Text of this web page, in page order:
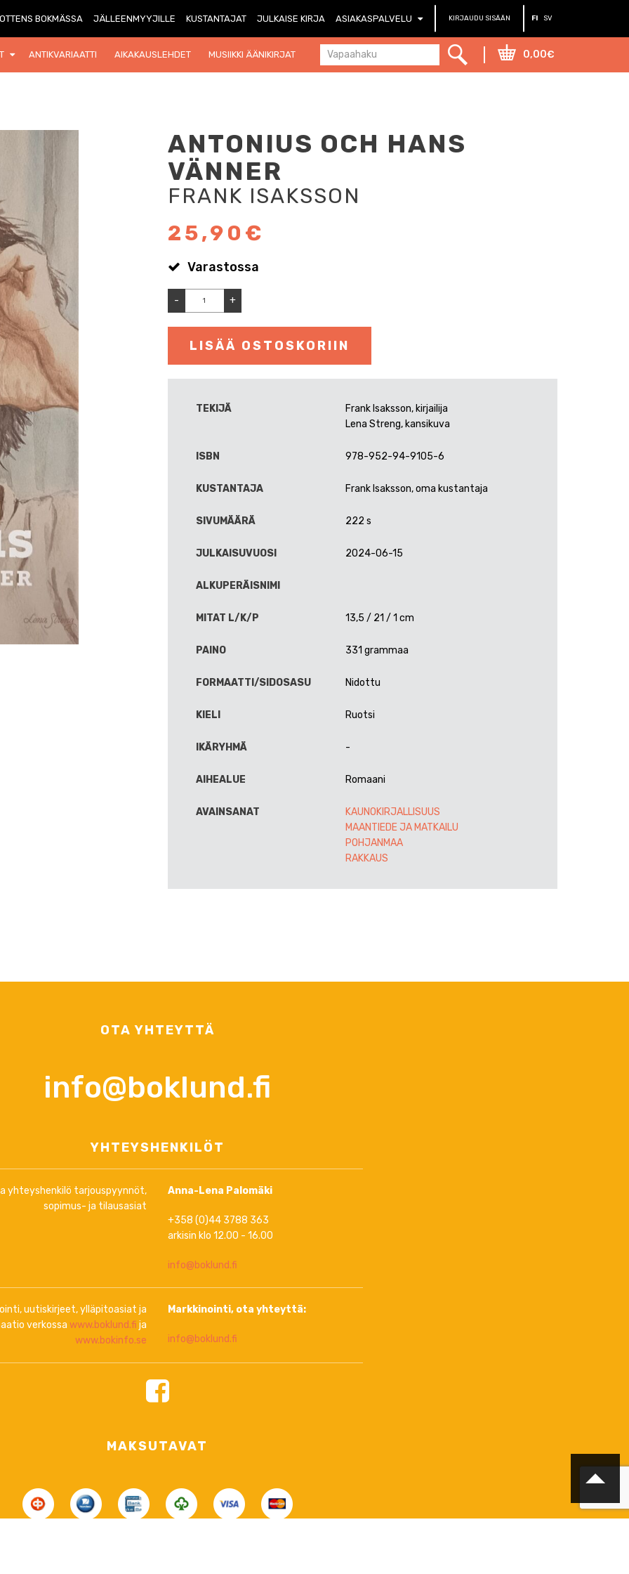
BOKMÄSSA JÄLLEENMYYJILLE KUSTANTAJAT JULKAISE KIRJA ASIAKASPALVELU KIRJAUDU SISÄÄN FI SV
ANTIKVARIAATTI AIKAKAUSLEHDET MUSIIKKI ÄÄNIKIRJAT 0,00€
ANTONIUS OCH HANS
VÄNNER
FRANK ISAKSSON
25,90€
Varastossa
- +
LISÄÄ OSTOSKORIIN
TEKIJÄ
Frank Isaksson, kirjailija
Lena Streng, kansikuva
ISBN 978-952-94-9105-6
KUSTANTAJA Frank Isaksson, oma kustantaja
SIVUMÄÄRÄ 222 s
JULKAISUVUOSI 2024-06-15
ALKUPERÄISNIMI
MITAT L/K/P 13,5 / 21 / 1 cm
PAINO 331 grammaa
FORMAATTI/SIDOSASU Nidottu
KIELI Ruotsi
IKÄRYHMÄ -
AIHEALUE Romaani
AVAINSANAT
KAUNOKIRJALLISUUS
MAANTIEDE JA MATKAILU
POHJANMAA
RAKKAUS
OTA YHTEYTTÄ
info@boklund.fi
YHTEYSHENKILÖT
yhteyshenkilö tarjouspyynnöt,
sopimus- ja tilausasiat
Anna-Lena Palomäki
+358 (0)44 3788 363
arkisin klo 12.00 - 16.00
info@boklund.fi
uutiskirjeet, ylläpitoasiat ja
verkossa www.boklund.fi ja
www.bokinfo.se
Markkinointi, ota yhteyttä:
info@boklund.fi
MAKSUTAVAT